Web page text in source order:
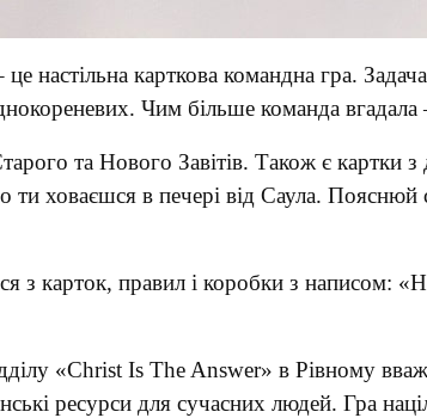
це настільна карткова командна гра.
Чим більше команда
та Нового Завітів. Також є
ховаєшся в печері від Саула.
з карток, правил і коробки з написом:
«Christ Is The Answer» в Рівному
ресурси для сучасних людей. Гра